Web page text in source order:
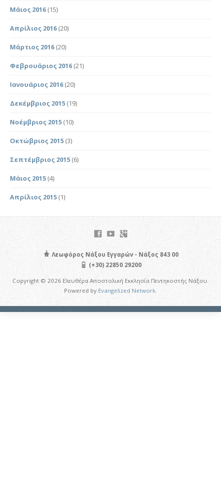
Μάιος 2016 (15)
Απρίλιος 2016 (20)
Μάρτιος 2016 (20)
Φεβρουάριος 2016 (21)
Ιανουάριος 2016 (20)
Δεκέμβριος 2015 (19)
Νοέμβριος 2015 (10)
Οκτώβριος 2015 (3)
Σεπτέμβριος 2015 (6)
Μάιος 2015 (4)
Απρίλιος 2015 (1)
Λεωφόρος Νάξου Εγγαρών - Νάξος 843 00
(+30) 22850 29200
Copyright © 2026 Ελευθέρα Αποστολική Εκκλησία Πεντηκοστής Νάξου.
Powered byEvangelized Network.